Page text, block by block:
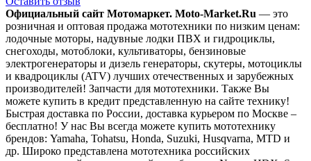
Официальный сайт Мотомаркет. Moto-Market.Ru — это
розничная и оптовая продажа мототехники по низким ценам:
лодочные моторы, надувные лодки ПВХ и гидроциклы,
снегоходы, мотоблоки, культиваторы, бензиновые
электрогенераторы и дизель генераторы, скутеры, мотоциклы
и квадроциклы (ATV) лучших отечественных и зарубежных
производителей! Запчасти для мототехники. Также Вы
можете купить в кредит представленную на сайте технику!
Быстрая доставка по России, доставка курьером по Москве –
бесплатно! У нас Вы всегда можете купить мототехнику
брендов: Yamaha, Tohatsu, Honda, Suzuki, Husqvarna, MTD и
др. Широко представлена мототехника российских